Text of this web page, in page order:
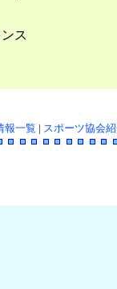
ス
報一覧 スポーツ協会